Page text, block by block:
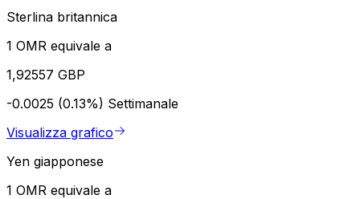
Sterlina britannica
1 OMR equivale a
1,92557 GBP
-0.0025 (0.13%) Settimanale
Visualizza grafico
Yen giapponese
1 OMR equivale a